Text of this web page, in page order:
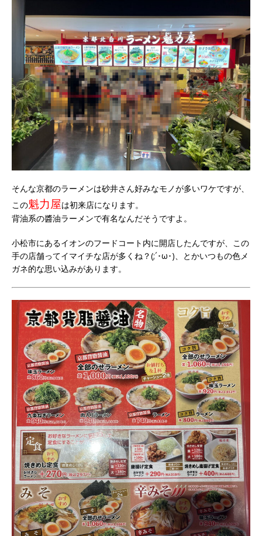
そんな京都のラーメンは砂井さん好みなモノが多いワケですが、
この魁力屋は初来店になります。
背油系の醬油ラーメンで有名なんだそうですよ。
小松市にあるイオンのフードコート内に開店したんですが、この
手の店舗ってイマイチな店が多くね？(;´･ω･)、とかいつもの色メ
ガネ的な思い込みがあります。